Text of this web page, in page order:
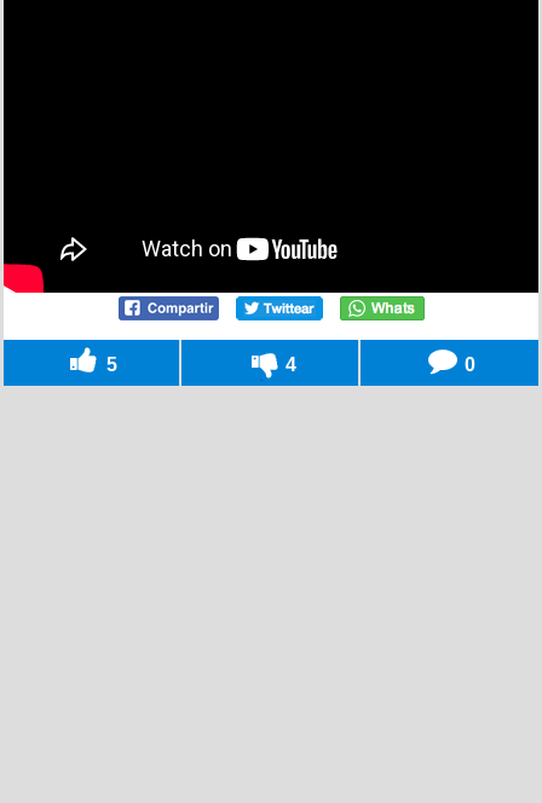
5 4 0